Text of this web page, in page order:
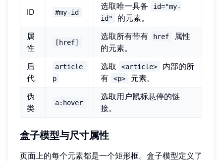
ID #my-id
选取唯一具备
id="my-
id"
的元素。
属
性
[href]
选取所有带有 href
属性
的元素。
后
代
article
p
选取 <article>
内部的所
有
<p>
元素。
伪
类
a:hover
选取用户鼠标悬停的链
接。
盒子模型与尺寸属性
页面上的每个元素都是一个矩形框。盒子模型定义了